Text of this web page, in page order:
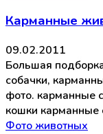
Карманные
09.02.2011
Большая
собачки,
фото. карманные
кошки карманные
Фото животных